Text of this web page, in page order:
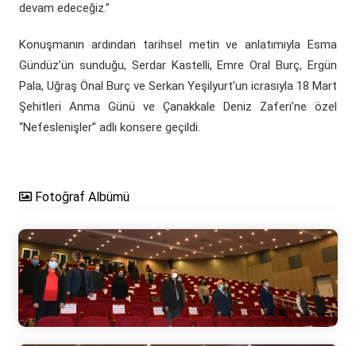
devam edeceğiz.”
Konuşmanın ardından tarihsel metin ve anlatımıyla Esma
Gündüz’ün sunduğu, Serdar Kastelli, Emre Oral Burç, Ergün
Pala, Uğraş Önal Burç ve Serkan Yeşilyurt’un icrasıyla 18 Mart
Şehitleri Anma Günü ve Çanakkale Deniz Zaferi’ne özel
“Nefeslenişler” adlı konsere geçildi.
Fotoğraf Albümü